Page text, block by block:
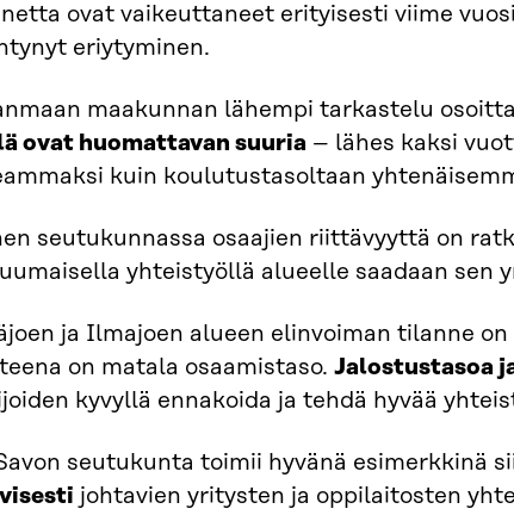
ovat vaikeuttaneet erityisesti viime
eriytyminen.
maakunnan lähempi tarkastelu
ovat huomattavan suuria – lähes kaksi
kuin koulutustasoltaan
seutukunnassa osaajien riittävyyttä on
yhteistyöllä alueelle saadaan sen
ja Ilmajoen alueen elinvoiman tilanne
on matala osaamistaso. Jalostustasoa
kyvyllä ennakoida ja tehdä hyvää
seutukunta toimii hyvänä esimerkkinä
johtavien yritysten ja oppilaitosten